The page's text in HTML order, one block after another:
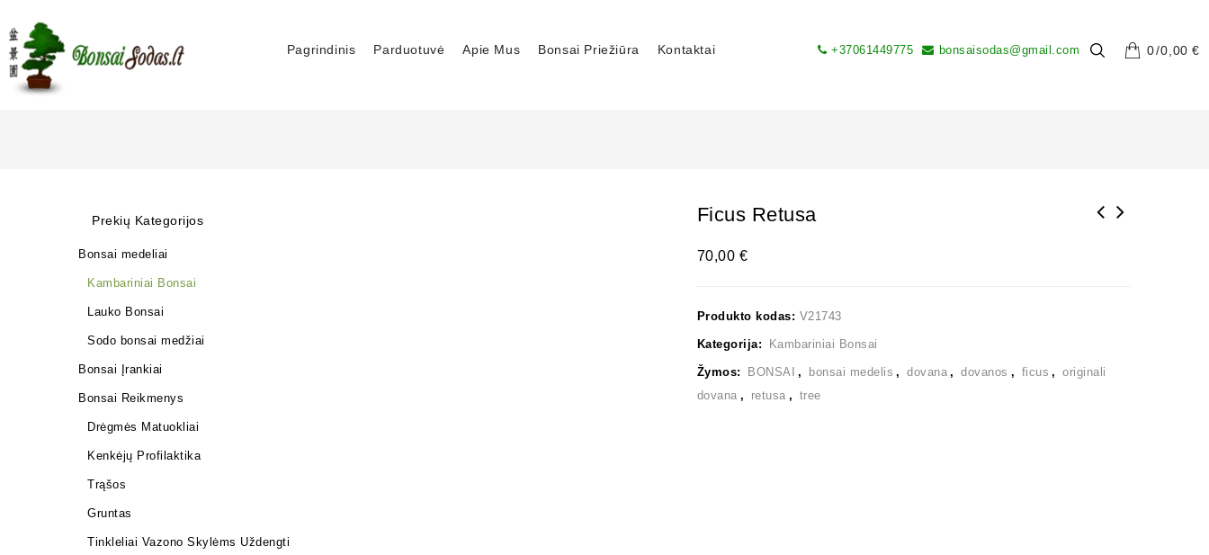
Pagrindinis Parduotuvė Apie Mus Bonsai Priežiūra Kontaktai 0 0,00€
+37061449775 bonsaisodas@gmail.com
Ficus Retusa
70,00€
Produkto kodas: V21743
Kategorija: Kambariniai Bonsai
Žymos: BONSAI , bonsai medelis , dovana , dovanos , ficus ,
originali
dovana , retusa , tree
Prekių Kategorijos
Bonsai medeliai
Kambariniai Bonsai
Lauko Bonsai
Sodo bonsai medžiai
Bonsai Įrankiai
Bonsai Reikmenys
Drėgmės Matuokliai
Kenkėjų Profilaktika
Trąšos
Gruntas
Tinkleliai Vazono Skylėms Uždengti